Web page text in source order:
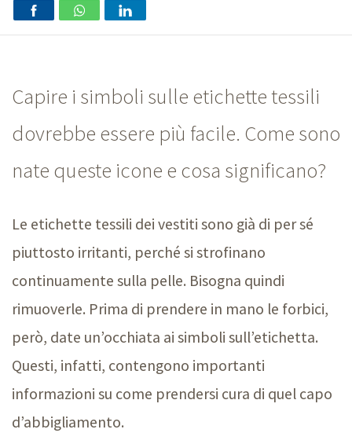
Capire i simboli sulle etichette tessili
dovrebbe essere più facile. Come sono
nate queste icone e cosa significano?
Le etichette tessili dei vestiti sono già di per sé
piuttosto irritanti, perché si strofinano
continuamente sulla pelle. Bisogna quindi
rimuoverle. Prima di prendere in mano le forbici,
però, date un’occhiata ai simboli sull’etichetta.
Questi, infatti, contengono importanti
informazioni su come prendersi cura di quel capo
d’abbigliamento.